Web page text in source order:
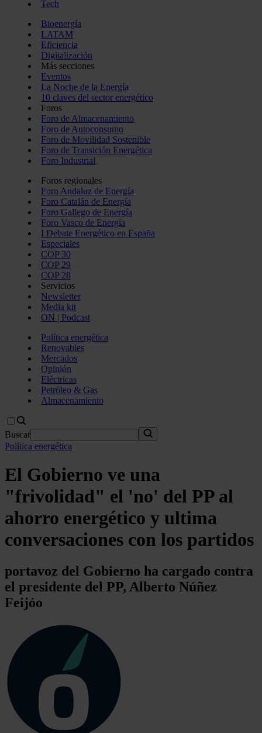
Tech
Bioenergía
LATAM
Eficiencia
Digitalización
Más secciones
Eventos
La Noche de la Energía
10 claves del sector energético
Foros
Foro de Almacenamiento
Foro de Autoconsumo
Foro de Movilidad Sostenible
Foro de Transición Energética
Foro Industrial
Foros regionales
Foro Andaluz de Energía
Foro Catalán de Energía
Foro Gallego de Energía
Foro Vasco de Energía
I Debate Energético en España
Especiales
COP 30
COP 29
COP 28
Servicios
Newsletter
Media kit
ON | Podcast
Política energética
Renovables
Mercados
Opinión
Eléctricas
Petróleo & Gas
Almacenamiento
Buscar
Política energética
El Gobierno ve una
"frivolidad" el 'no' del PP al
ahorro energético y ultima
conversaciones con los partidos
portavoz del Gobierno ha cargado contra
el presidente del PP, Alberto Núñez
Feijóo